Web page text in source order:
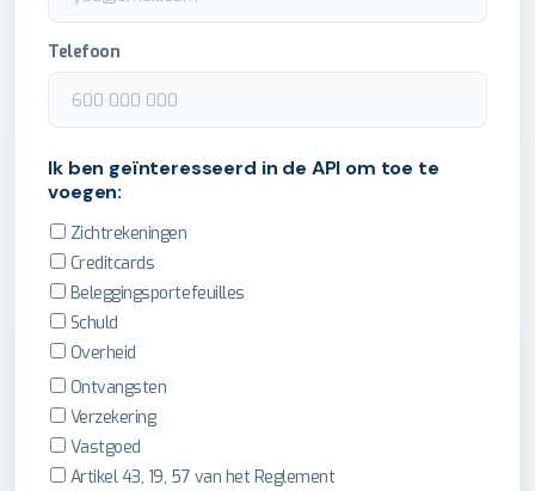
Telefoon
Ik ben geïnteresseerd in de API om toe te
voegen:
Zichtrekeningen
Creditcards
Beleggingsportefeuilles
Schuld
Overheid
Ontvangsten
Verzekering
Vastgoed
Artikel 43, 19, 57 van het Reglement